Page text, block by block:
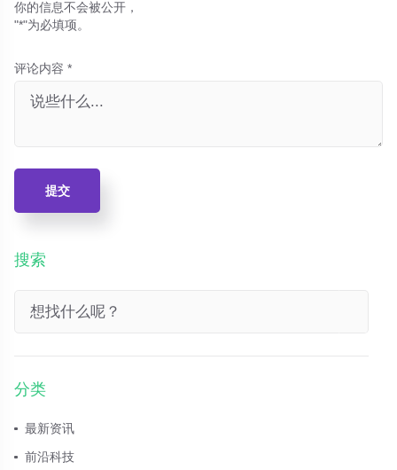
你的信息不会被公开，
"*"为必填项。
评论内容 *
提交
搜索
分类
最新资讯
前沿科技